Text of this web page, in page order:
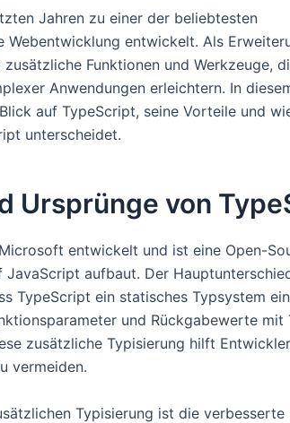
Jahren zu einer der beliebtesten
Webentwicklung entwickelt. Als
Funktionen und Werkzeuge,
Anwendungen erleichtern. In
auf TypeScript, seine Vorteile und
unterscheidet.
Ursprünge von
entwickelt und ist eine Open-
JavaScript aufbaut. Der
TypeScript ein statisches Typsystem
und Rückgabewerte mit
zusätzliche Typisierung hilft
vermeiden.
Typisierung ist die verbesserte